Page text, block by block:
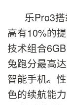
乐Pro3
高有10%的
技术组合
兔跑分最高
智能手机。
色的续航能